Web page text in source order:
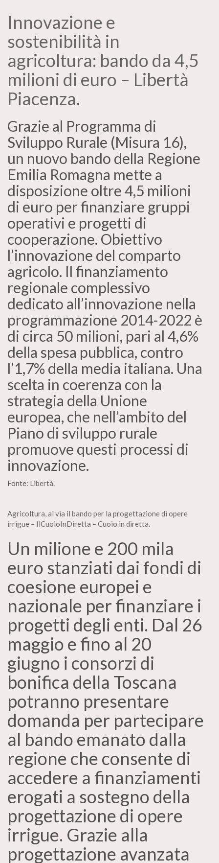
Innovazione e
sostenibilità in
agricoltura: bando da 4,5
milioni di euro – Libertà
Piacenza.
Grazie al Programma di
Sviluppo Rurale (Misura 16),
un nuovo bando della Regione
Emilia Romagna mette a
disposizione oltre 4,5 milioni
di euro per finanziare gruppi
operativi e progetti di
cooperazione. Obiettivo
l’innovazione del comparto
agricolo. Il finanziamento
regionale complessivo
dedicato all’innovazione nella
programmazione 2014-2022 è
di circa 50 milioni, pari al 4,6%
della spesa pubblica, contro
l’1,7% della media italiana. Una
scelta in coerenza con la
strategia della Unione
europea, che nell’ambito del
Piano di sviluppo rurale
promuove questi processi di
innovazione.
Fonte: Libertà.
Agricoltura, al via il bando per la progettazione di opere
irrigue – IlCuoioInDiretta – Cuoio in diretta.
Un milione e 200 mila
euro stanziati dai fondi di
coesione europei e
nazionale per finanziare i
progetti degli enti. Dal 26
maggio e fino al 20
giugno i consorzi di
bonifica della Toscana
potranno presentare
domanda per partecipare
al bando emanato dalla
regione che consente di
accedere a finanziamenti
erogati a sostegno della
progettazione di opere
irrigue. Grazie alla
progettazione avanzata